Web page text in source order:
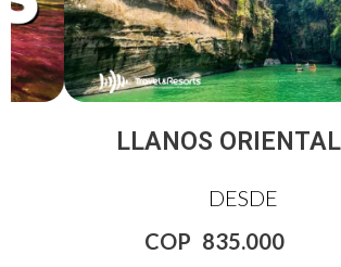
LLANOS
DESDE
COP 835.000